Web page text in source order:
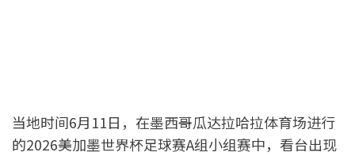
当地时间6月11日，在墨西哥瓜达拉哈拉体育场进行
的2026美加墨世界杯足球赛A组小组赛中，看台出现